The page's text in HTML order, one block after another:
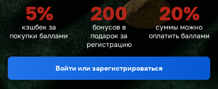
5%
кэшбек за
покупки баллами
200
бонусов в
подарок за
регистрацию
20%
суммы можно
оплатить баллами
Войти или зарегистрироваться